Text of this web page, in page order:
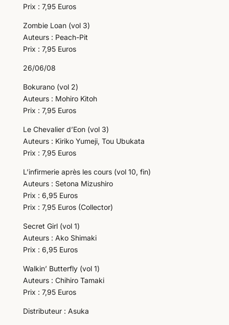
Prix : 7,95 Euros
Zombie Loan (vol 3)
Auteurs : Peach-Pit
Prix : 7,95 Euros
26/06/08
Bokurano (vol 2)
Auteurs : Mohiro Kitoh
Prix : 7,95 Euros
Le Chevalier d’Eon (vol 3)
Auteurs : Kiriko Yumeji, Tou Ubukata
Prix : 7,95 Euros
L’infirmerie après les cours (vol 10, fin)
Auteurs : Setona Mizushiro
Prix : 6,95 Euros
Prix : 7,95 Euros (Collector)
Secret Girl (vol 1)
Auteurs : Ako Shimaki
Prix : 6,95 Euros
Walkin’ Butterfly (vol 1)
Auteurs : Chihiro Tamaki
Prix : 7,95 Euros
Distributeur : Asuka